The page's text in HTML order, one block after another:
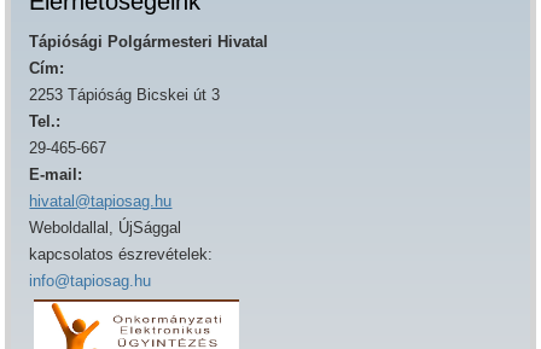
Tápiósági Polgármesteri Hivatal
Cím:
2253 Tápióság Bicskei út 3
Tel.:
29-465-667
E-mail:
hivatal@tapiosag.hu
Weboldallal, ÚjSággal
kapcsolatos észrevételek:
info@tapiosag.hu